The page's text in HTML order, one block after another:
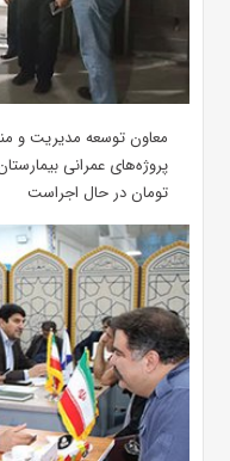
معاون توسعه مدیریت و
تومان در حال اجراست